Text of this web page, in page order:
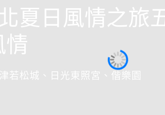
夏日風情之旅
若松城、日光東照宮、偕樂園